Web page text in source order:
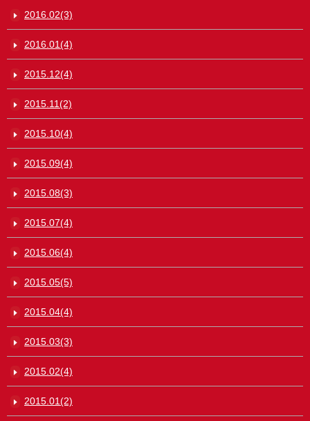
2016.02(3)
2016.01(4)
2015.12(4)
2015.11(2)
2015.10(4)
2015.09(4)
2015.08(3)
2015.07(4)
2015.06(4)
2015.05(5)
2015.04(4)
2015.03(3)
2015.02(4)
2015.01(2)